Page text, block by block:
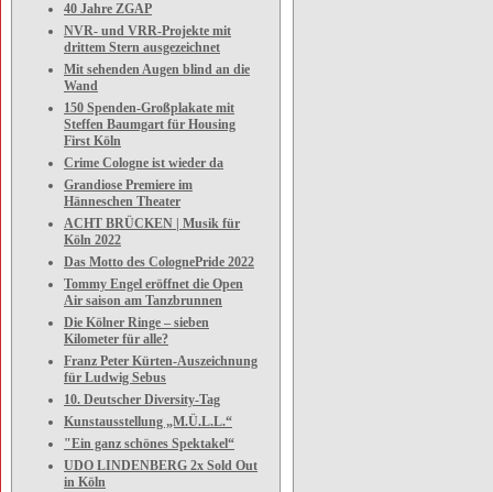
40 Jahre ZGAP
NVR- und VRR-Projekte mit
drittem Stern ausgezeichnet
Mit sehenden Augen blind an die
Wand
150 Spenden-Großplakate mit
Steffen Baumgart für Housing
First Köln
Crime Cologne ist wieder da
Grandiose Premiere im
Hänneschen Theater
ACHT BRÜCKEN | Musik für
Köln 2022
Das Motto des ColognePride 2022
Tommy Engel eröffnet die Open
Air saison am Tanzbrunnen
Die Kölner Ringe – sieben
Kilometer für alle?
Franz Peter Kürten-Auszeichnung
für Ludwig Sebus
10. Deutscher Diversity-Tag
Kunstausstellung „M.Ü.L.L.“
"Ein ganz schönes Spektakel“
UDO LINDENBERG 2x Sold Out
in Köln